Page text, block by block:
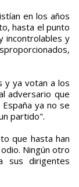
en los años
hasta el punto
incontrolables y
y ya votan a los
adversario que
ya no se
partido".
que hasta han
Ningún otro
sus dirigentes